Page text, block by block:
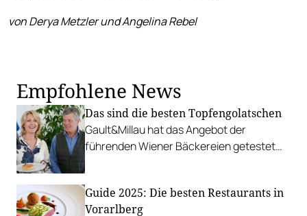
von Derya Metzler und Angelina Rebel
Empfohlene News
Das sind die besten Topfengolatschen
Gault&Millau hat das Angebot der
führenden Wiener Bäckereien getestet
Guide 2025: Die besten Restaurants in
Vorarlberg